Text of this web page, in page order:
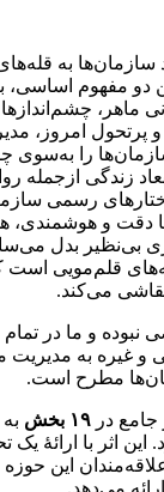
سازمان‌ها به
دو مفهوم اساسی،
ماهر،
پرتحول امروز،
را به‌سوی
زندگی ازجمله
رسمی
دقت و هوشمندی،
بی‌نظیر بدل
قلم‌مویی است
می‌کند.
و ما در
و غیره به مدیریت
مطرح است.
در ۱۹ بخش
این اثر با ارائۀ یک
این حوزه
می‌دهد.